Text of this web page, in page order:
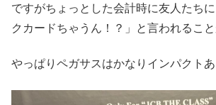
ですがちょっとした会計時に友人たち
クカードちゃうん！？」と言われること
やっぱりペガサスはかなりインパクトあ